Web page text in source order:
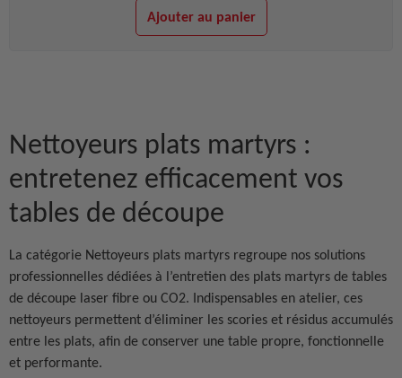
Ajouter au panier
Nettoyeurs plats martyrs :
entretenez efficacement vos
tables de découpe
La catégorie Nettoyeurs plats martyrs regroupe nos solutions
professionnelles dédiées à l’entretien des plats martyrs de tables
de découpe laser fibre ou CO2. Indispensables en atelier, ces
nettoyeurs permettent d’éliminer les scories et résidus accumulés
entre les plats, afin de conserver une table propre, fonctionnelle
et performante.